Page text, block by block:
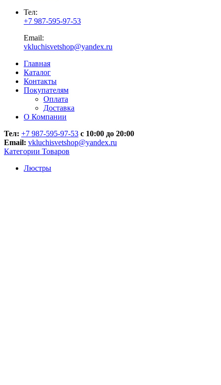
Тел:
+7 987-595-97-53
Email:
vkluchisvetshop@yandex.ru
Главная
Каталог
Контакты
Покупателям
Оплата
Доставка
О Компании
Тел: +7 987-595-97-53 с 10:00 до 20:00
Email: vkluchisvetshop@yandex.ru
Категории Товаров
Люстры